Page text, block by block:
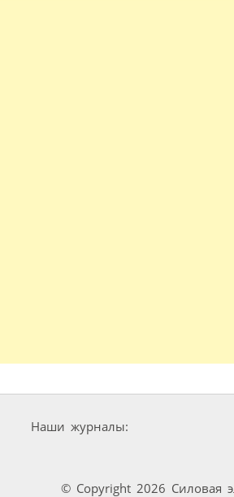
Наши журналы:
© Copyright 2026 Силовая